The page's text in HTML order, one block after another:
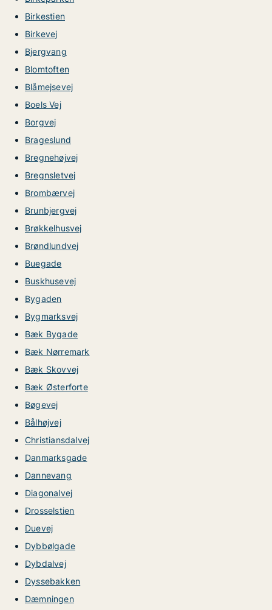
Birkestien
Birkevej
Bjergvang
Blomtoften
Blåmejsevej
Boels Vej
Borgvej
Brageslund
Bregnehøjvej
Bregnsletvej
Brombærvej
Brunbjergvej
Brøkkelhusvej
Brøndlundvej
Buegade
Buskhusevej
Bygaden
Bygmarksvej
Bæk Bygade
Bæk Nørremark
Bæk Skovvej
Bæk Østerforte
Bøgevej
Bålhøjvej
Christiansdalvej
Danmarksgade
Dannevang
Diagonalvej
Drosselstien
Duevej
Dybbølgade
Dybdalvej
Dyssebakken
Dæmningen